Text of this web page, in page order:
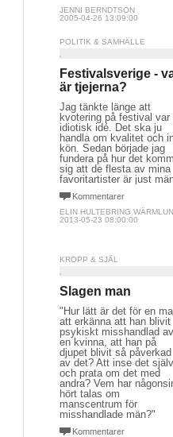
JENNI BERNDTSON
2005-04-26 13:09:00
POLITIK & SAMHÄLLE
Festivalsverige -
är tjejerna?
Jag tänkte länge att
kvotering på festival var
idiotisk idé. Det ska ju
handla om kvalitet och
kön. Sedan började jag
fundera på hur det
sig att de flesta av mina
favoritartister är just
Kommentarer
ELIN HULTEBRING
2013-05-23 08:00:00
KROPP & SJÄL
Slagen man
"Hur lätt är det för en
att erkänna att han blivit
psykiskt misshandlad av
en kvinna, att han på
djupet blivit så påverkad
av det? Att inse det själv
och prata om det med
andra? Vem har
hört talas om
manscentrum för
misshandlade män?"
Kommentarer